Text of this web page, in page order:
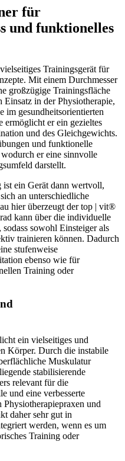
für
und funktionelles
Trainingsgerät für
Mit einem Durchmesser
großzügige Trainingsfläche
in der Physiotherapie,
im gesundheitsorientierten
ermöglicht er ein gezieltes
und des Gleichgewichts.
und funktionelle
er eine sinnvolle
darstellt.
ist ein Gerät dann wertvoll,
an unterschiedliche
hier überzeugt der top | vit®
kann über die individuelle
sowohl Einsteiger als
trainieren können. Dadurch
stufenweise
ebenso wie für
Training oder
ein vielseitiges und
Körper. Durch die instabile
Muskulatur
stabilisierende
relevant für die
und eine verbesserte
und
daher sehr gut in
werden, wenn es um
Training oder